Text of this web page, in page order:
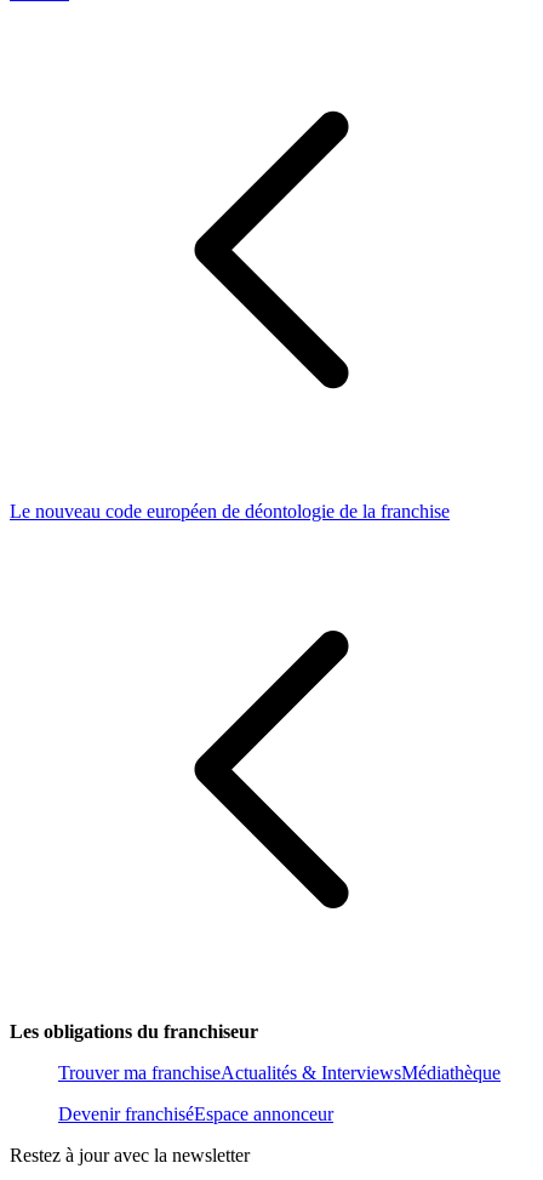
Le nouveau code européen de déontologie de la franchise
Les obligations du franchiseur
Trouver ma franchiseActualités & InterviewsMédiathèque
Devenir franchiséEspace annonceur
Restez à jour avec la newsletter